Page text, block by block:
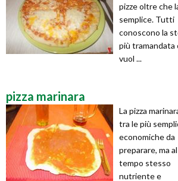
pizze oltre che
semplice. Tutti
conoscono la
più tramandata
vuol ...
pizza marinara
La pizza
tra le più
economiche da
preparare, ma al
tempo stesso
nutriente e